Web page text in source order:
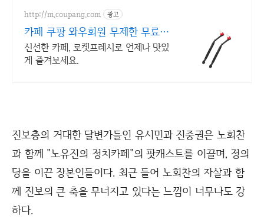
http://m.coupang.com 광고
카페 쿠팡 와우회원 무제한 무료배
송
신선한 카페, 로켓프레시로 언제나 맛있
게 즐겨보세요.
진보층의 거대한 달변가들인 유시민과 진중권은 노회찬
과 함께 "노유진의 정치카페"의 팟캐스트를 이끌며, 정의
당을 이끈 장본인들이다. 최근 들어 노회찬의 자살과 함
께 진보의 큰 축을 무너지고 있다는 느낌이 너무나도 강
하다.